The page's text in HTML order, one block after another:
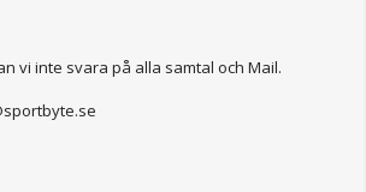
vi inte svara på alla samtal och Mail.